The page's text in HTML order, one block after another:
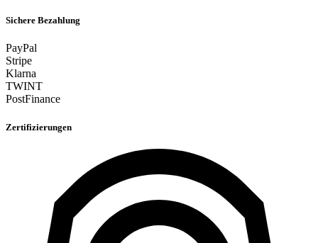
Sichere Bezahlung
PayPal
Stripe
Klarna
TWINT
PostFinance
Zertifizierungen